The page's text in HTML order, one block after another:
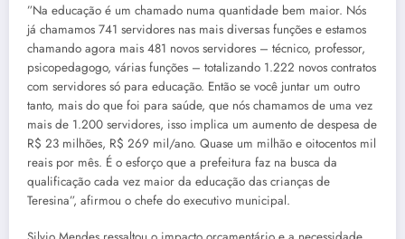
”Na educação é um chamado numa quantidade bem maior. Nós
já chamamos 741 servidores nas mais diversas funções e estamos
chamando agora mais 481 novos servidores – técnico, professor,
psicopedagogo, várias funções – totalizando 1.222 novos contratos
com servidores só para educação. Então se você juntar um outro
tanto, mais do que foi para saúde, que nós chamamos de uma vez
mais de 1.200 servidores, isso implica um aumento de despesa de
R$ 23 milhões, R$ 269 mil/ano. Quase um milhão e oitocentos mil
reais por mês. É o esforço que a prefeitura faz na busca da
qualificação cada vez maior da educação das crianças de
Teresina”, afirmou o chefe do executivo municipal.